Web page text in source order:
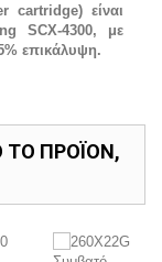
cartridge) είναι
SCX-4300, με
επικάλυψη.
ΤΟ ΠΡΟΪΌΝ,